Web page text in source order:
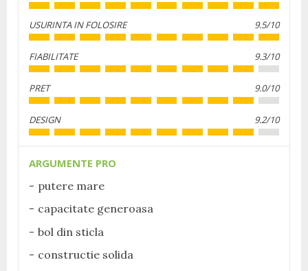
USURINTA IN FOLOSIRE 9.5/10
FIABILITATE 9.3/10
PRET 9.0/10
DESIGN 9.2/10
ARGUMENTE PRO
putere mare
capacitate generoasa
bol din sticla
constructie solida